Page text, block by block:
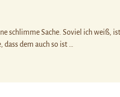
schlimme Sache. Soviel ich weiß,
dem auch so ist …